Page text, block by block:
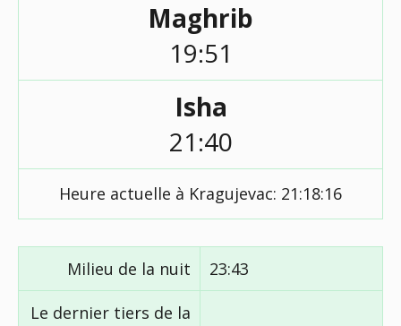
Maghrib
19:51
Isha
21:40
Heure actuelle à Kragujevac: 21:18:16
Milieu de la nuit 23:43
Le dernier tiers de la